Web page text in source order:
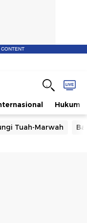
Hukum
Tuah-Marwah